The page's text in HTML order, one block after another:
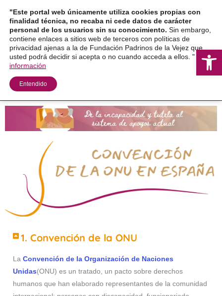
contenido
1. Convención de la ONU
La Convención de la Organización de Naciones
Unidas(ONU) es un tratado, un pacto sobre derechos
humanos que han elaborado representantes de la comunidad
"Este portal web únicamente utiliza cookies propias con
finalidad técnica, no recaba ni cede datos de carácter
personal de los usuarios sin su conocimiento. Sin embargo,
contiene enlaces a sitios web de terceros con políticas de
privacidad ajenas a la de Fundación Padrinos de la Vejez que
usted podrá decidir si acepta o no cuando acceda a ellos. "
Más
información
Entendido